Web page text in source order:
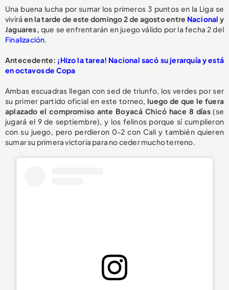
Una buena lucha por sumar los primeros 3 puntos en la Liga se
vivirá en la tarde de este domingo 2 de agosto entre Nacional y
Jaguares, que se enfrentarán en juego válido por la fecha 2 del
Finalización
Antecedente: ¡Hizo la tarea! Nacional sacó su jerarquía y está
en octavos de Copa
Ambas escuadras llegan con sed de triunfo, los verdes por ser
su primer partido oficial en este torneo,luego de que le fuera
aplazado el compromiso ante Boyacá Chicó hace 8 días(se
jugará el 9 de septiembre), y los felinos porque sí cumplieron
con su juego, pero perdieron 0-2 con Cali y también quieren
sumar su primera victoria para no ceder mucho terreno.